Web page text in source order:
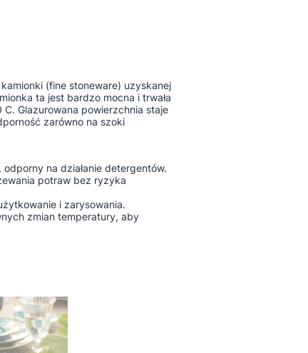
(fine stoneware) uzyskanej
ta jest bardzo mocna i trwała
Glazurowana powierzchnia staje
zarówno na szoki
na działanie detergentów.
potraw bez ryzyka
i zarysowania.
zmian temperatury, aby